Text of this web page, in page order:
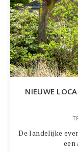
NIEUWE
De landelijke